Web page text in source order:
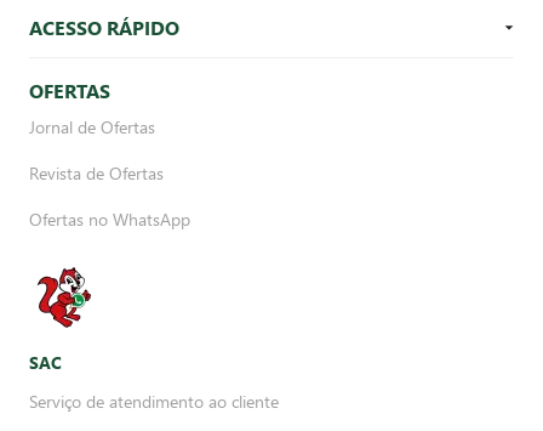
ACESSO RÁPIDO
OFERTAS
Jornal de Ofertas
Revista de Ofertas
Ofertas no WhatsApp
SAC
Serviço de atendimento ao cliente